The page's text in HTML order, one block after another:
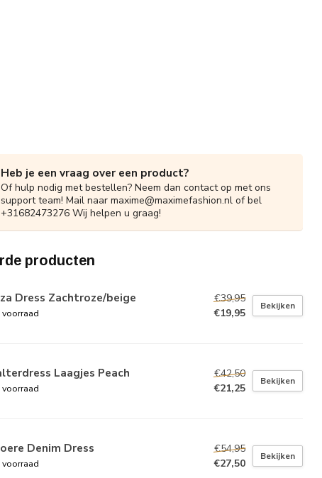
Heb je een vraag over een product?
Of hulp nodig met bestellen? Neem dan contact op met ons
support team! Mail naar maxime@maximefashion.nl of bel
+31682473276 Wij helpen u graag!
producten
Dress Zachtroze/beige
voorraad
€39,95
€19,95
Bekijken
Laagjes Peach
voorraad
€42,50
€21,25
Bekijken
Denim Dress
voorraad
€54,95
€27,50
Bekijken